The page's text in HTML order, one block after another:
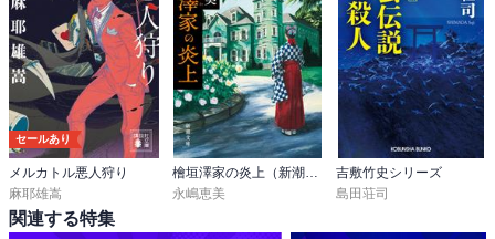
セールあり
メルカトル悪人狩り
麻耶雄嵩
永嶋恵美
吉敷竹史シリーズ
島田荘司
関連する特集